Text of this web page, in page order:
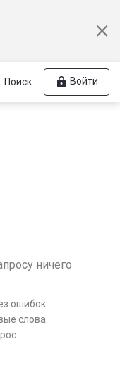
Поиск Войти
ничего
ошибок.
слова.